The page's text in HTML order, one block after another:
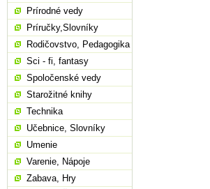
Prírodné vedy
Príručky,Slovníky
Rodičovstvo, Pedagogika
Sci - fi, fantasy
Spoločenské vedy
Starožitné knihy
Technika
Učebnice, Slovníky
Umenie
Varenie, Nápoje
Zabava, Hry